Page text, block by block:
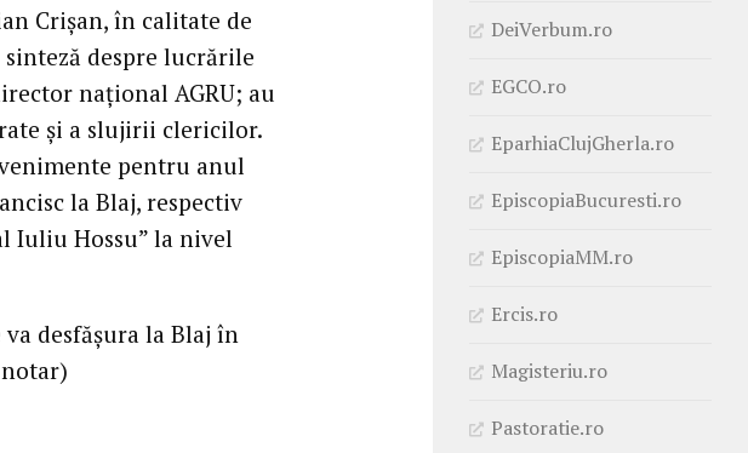
Crișan, în calitate de
despre lucrările
național AGRU; au
și a slujirii clericilor.
pentru anul
la Blaj, respectiv
Iuliu Hossu” la nivel
desfășura la Blaj în
DeiVerbum.ro
EGCO.ro
EparhiaClujGherla.ro
EpiscopiaBucuresti.ro
EpiscopiaMM.ro
Ercis.ro
Magisteriu.ro
Pastoratie.ro